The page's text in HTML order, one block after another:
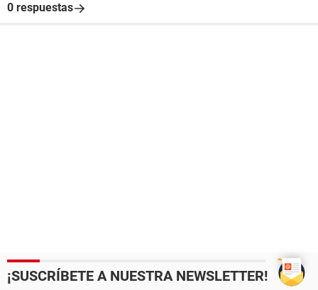
0 respuestas
¡SUSCRÍBETE A NUESTRA NEWSLETTER!